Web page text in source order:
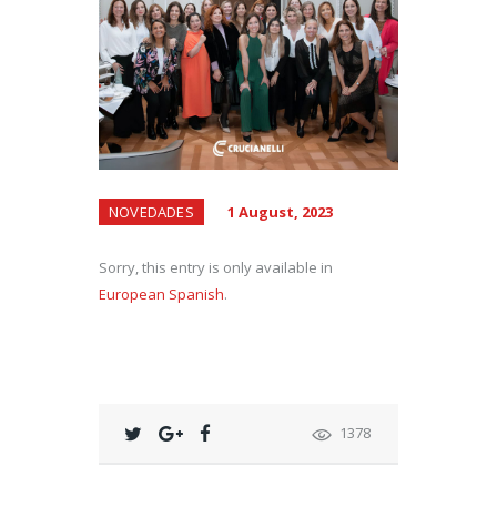
NOVEDADES 1 August, 2023
Sorry, this entry is only available in
European Spanish.
1378